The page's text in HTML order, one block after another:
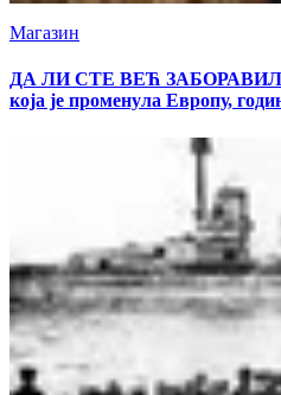
Магазин
ДА ЛИ СТЕ ВЕЋ
која је променула Европу,